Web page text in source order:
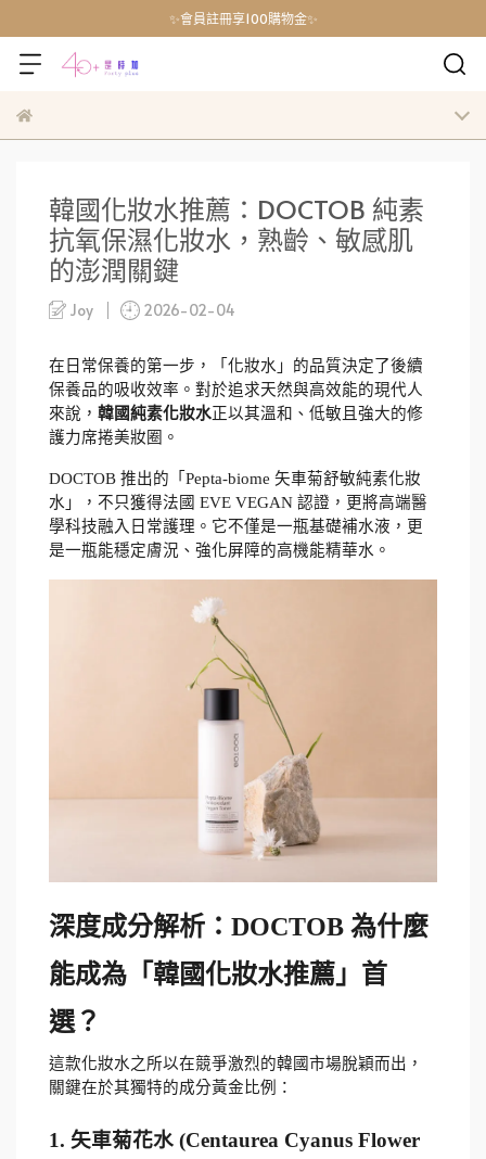
✨會員註冊享100購物金✨
韓國化妝水推薦：DOCTOB 純素
抗氧保濕化妝水，熟齡、敏感肌
的澎潤關鍵
Joy 2026-02-04
在日常保養的第一步，「化妝水」的品質決定了後續
保養品的吸收效率。對於追求天然與高效能的現代人
來說， 韓國純素化妝水正以其溫和、低敏且強大的修
護力席捲美妝圈。
DOCTOB 推出的「Pepta-biome 矢車菊舒敏純素化妝
水」，不只獲得法國 EVE VEGAN 認證，更將高端醫
學科技融入日常護理。它不僅是一瓶基礎補水液，更
是一瓶能穩定膚況、強化屏障的高機能精華水。
深度成分解析：DOCTOB 為什麼
能成為「韓國化妝水推薦」首
選？
這款化妝水之所以在競爭激烈的韓國市場脫穎而出，
關鍵在於其獨特的成分黃金比例：
1. 矢車菊花水 (Centaurea Cyanus Flower